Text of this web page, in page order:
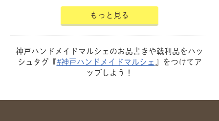
もっと見る
神戸ハンドメイドマルシェのお品書きや戦利品をハッ
シュタグ『#神戸ハンドメイドマルシェ 』をつけてア
ップしよう！